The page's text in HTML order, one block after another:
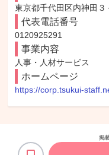
東京都千代田区内神田
代表電話番号
0120925291
事業内容
人事・人材サービス
ホームページ
https://corp.tsukui-
掲